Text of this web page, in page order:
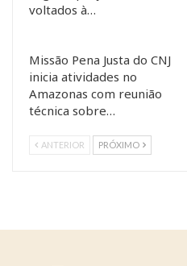
voltados à…
Missão Pena Justa do CNJ
inicia atividades no
Amazonas com reunião
técnica sobre…
ANTERIOR PRÓXIMO